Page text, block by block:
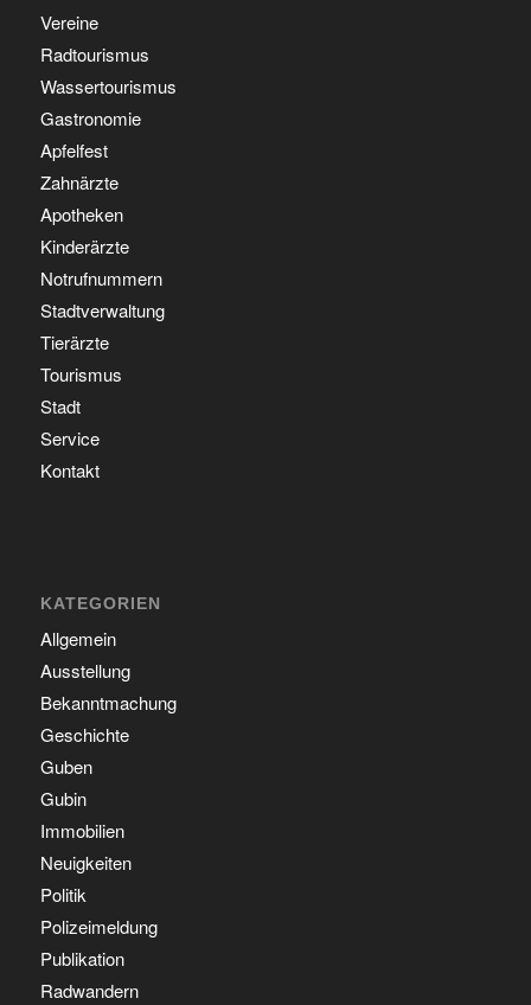
Vereine
Radtourismus
Wassertourismus
Gastronomie
Apfelfest
Zahnärzte
Apotheken
Kinderärzte
Notrufnummern
Stadtverwaltung
Tierärzte
Tourismus
Stadt
Service
Kontakt
KATEGORIEN
Allgemein
Ausstellung
Bekanntmachung
Geschichte
Guben
Gubin
Immobilien
Neuigkeiten
Politik
Polizeimeldung
Publikation
Radwandern